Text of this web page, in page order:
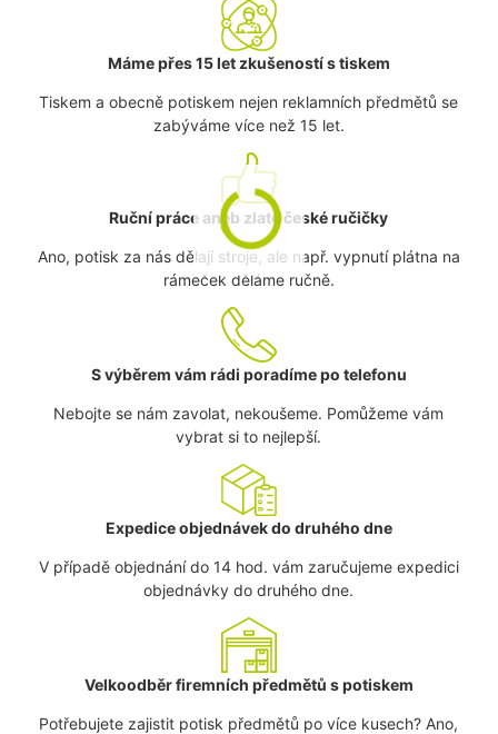
Máme přes 15 let zkušeností s tiskem
Tiskem a obecně potiskem nejen reklamních předmětů se
zabýváme více než 15 let.
Ruční práce aneb zlaté české ručičky
Ano, potisk za nás dělají stroje, ale např. vypnutí plátna na
rámeček děláme ručně.
S výběrem vám rádi poradíme po telefonu
Nebojte se nám zavolat, nekoušeme. Pomůžeme vám
vybrat si to nejlepší.
Expedice objednávek do druhého dne
V případě objednání do 14 hod. vám zaručujeme expedici
objednávky do druhého dne.
Velkoodběr firemních předmětů s potiskem
Potřebujete zajistit potisk předmětů po více kusech? Ano,